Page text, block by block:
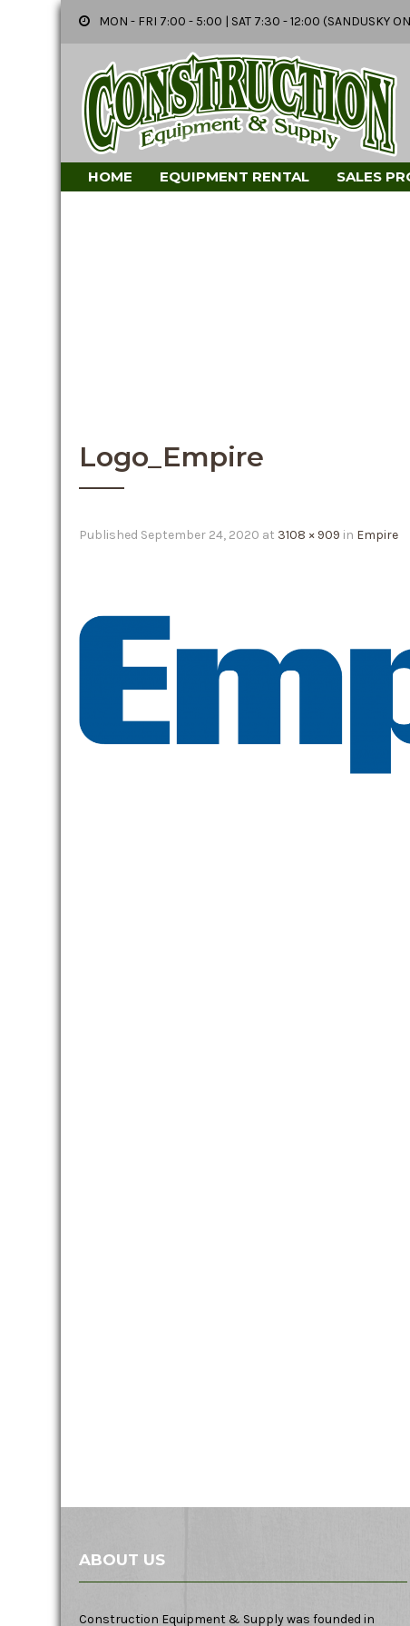
MON - FRI 7:00 - 5:00 | SAT 7:30 - 12:00 (SANDUSKY
HOME EQUIPMENT RENTAL SALES
Logo_Empire
Published September 24, 2020 at 3108 × 909 in Empire
ABOUT US
Construction Equipment & Supply was founded in